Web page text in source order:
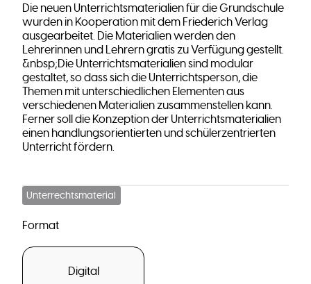
Die neuen Unterrichtsmaterialien für die Grundschule
wurden in Kooperation mit dem Friederich Verlag
ausgearbeitet. Die Materialien werden den
Lehrerinnen und Lehrern gratis zu Verfügung gestellt.
&nbsp;Die Unterrichtsmaterialien sind modular
gestaltet, so dass sich die Unterrichtsperson, die
Themen mit unterschiedlichen Elementen aus
verschiedenen Materialien zusammenstellen kann.
Ferner soll die Konzeption der Unterrichtsmaterialien
einen handlungsorientierten und schülerzentrierten
Unterricht fördern.
Unterrechtsmaterial
Format
Digital